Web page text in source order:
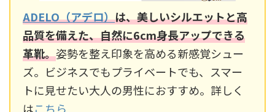
ADELO（アデロ）は、美しいシルエットと高
品質を備えた、自然に6cm身長アップできる
革靴。姿勢を整え印象を高める新感覚シュー
ズ。ビジネスでもプライベートでも、スマー
トに見せたい大人の男性におすすめ。詳しく
はこちら